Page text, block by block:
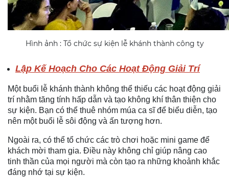
Hình ảnh : Tổ chức sự kiện lễ khánh thành công ty
Lập Kế Hoạch Cho Các Hoạt Động Giải Trí
Một buổi lễ khánh thành không thể thiếu các hoạt động giải
trí nhằm tăng tính hấp dẫn và tạo không khí thân thiện cho
sự kiện. Bạn có thể thuê nhóm múa ca sĩ để biểu diễn, tạo
nên một buổi lễ sôi động và ấn tượng hơn.
Ngoài ra, có thể tổ chức các trò chơi hoặc mini game để
khách mời tham gia. Điều này không chỉ giúp nâng cao
tinh thần của mọi người mà còn tạo ra những khoảnh khắc
đáng nhớ tại sự kiện.